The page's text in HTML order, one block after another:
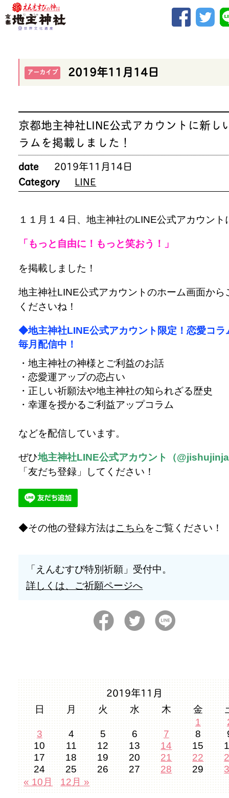
アーカイブ 2019年11月14日
京都地主神社LINE公式アカウントに新し
ラムを掲載しました！
date
2019年11月14日
Category
LINE
１１月１４日、地主神社のLINE公式アカウント
「もっと自由に！もっと笑おう！」
を掲載しました！
地主神社LINE公式アカウントのホーム画面から
くださいね！
◆地主神社LINE公式アカウント限定！恋愛コラ
毎月配信中！
・地主神社の神様とご利益のお話
・恋愛運アップの恋占い
・正しい祈願法や地主神社の知られざる歴史
・幸運を授かるご利益アップコラム
などを配信しています。
ぜひ地主神社LINE公式アカウント（
「友だち登録」してください！
その他の登録方法はこちら をご覧ください！
「えんむすび特別祈願」受付中。
詳しくは、ご祈願ページへ
2019年11月
日 月 火 水 木 金
1
3
4 5 6 7 8
10
11 12 13 14 15
17
18 19 20 21 22
24
25 26 27 28 29
« 10月
12月 »